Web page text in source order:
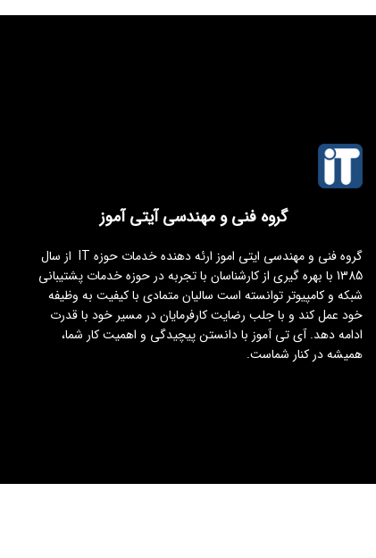
گروه فنی و مهندسی آیتی آموز
گروه فنی و مهندسی ایتی اموز ارئه دهنده خدمات حوزه IT از سال
1385 با بهره گیری از کارشناسان با تجربه در حوزه خدمات پشتیبانی
شبکه و کامپیوتر توانسته است سالیان متمادی با کیفیت به وظیفه
خود عمل کند و با جلب رضایت کارفرمایان در مسیر خود با قدرت
ادامه دهد. آی تی آموز با دانستن پیچیدگی و اهمیت کار شما،
همیشه در کنار شماست.